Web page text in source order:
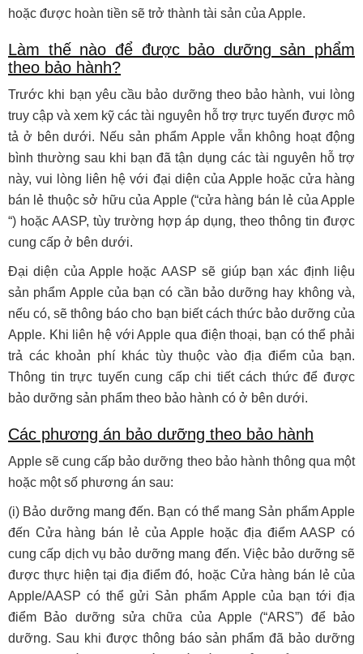
hoặc được hoàn tiền sẽ trở thành tài sản của Apple.
Làm thế nào để được bảo dưỡng sản phẩm
theo bảo hành?
Trước khi bạn yêu cầu bảo dưỡng theo bảo hành, vui lòng
truy cập và xem kỹ các tài nguyên hỗ trợ trực tuyến được mô
tả ở bên dưới. Nếu sản phẩm Apple vẫn không hoạt động
bình thường sau khi bạn đã tận dụng các tài nguyên hỗ trợ
này, vui lòng liên hệ với đại diện của Apple hoặc cửa hàng
bán lẻ thuộc sở hữu của Apple (“cửa hàng bán lẻ của Apple
“) hoặc AASP, tùy trường hợp áp dụng, theo thông tin được
cung cấp ở bên dưới.
Đại diện của Apple hoặc AASP sẽ giúp bạn xác định liệu
sản phẩm Apple của bạn có cần bảo dưỡng hay không và,
nếu có, sẽ thông báo cho bạn biết cách thức bảo dưỡng của
Apple. Khi liên hệ với Apple qua điện thoại, bạn có thể phải
trả các khoản phí khác tùy thuộc vào địa điểm của bạn.
Thông tin trực tuyến cung cấp chi tiết cách thức để được
bảo dưỡng sản phẩm theo bảo hành có ở bên dưới.
Các phương án bảo dưỡng theo bảo hành
Apple sẽ cung cấp bảo dưỡng theo bảo hành thông qua một
hoặc một số phương án sau:
(i) Bảo dưỡng mang đến. Bạn có thể mang Sản phẩm Apple
đến Cửa hàng bán lẻ của Apple hoặc địa điểm AASP có
cung cấp dịch vụ bảo dưỡng mang đến. Việc bảo dưỡng sẽ
được thực hiện tại địa điểm đó, hoặc Cửa hàng bán lẻ của
Apple/AASP có thể gửi Sản phẩm Apple của bạn tới địa
điểm Bảo dưỡng sửa chữa của Apple (“ARS”) để bảo
dưỡng. Sau khi được thông báo sản phẩm đã bảo dưỡng